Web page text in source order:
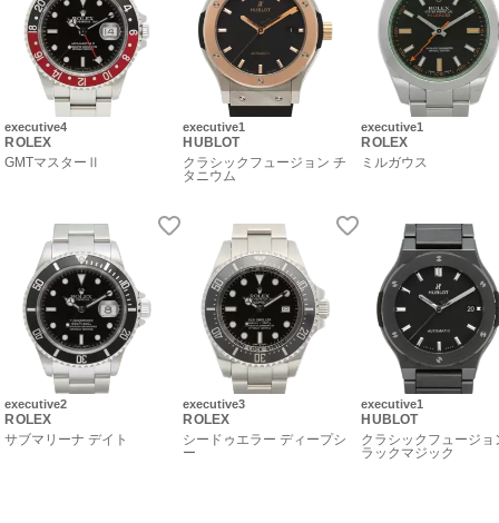
executive4
ROLEX
GMTマスターⅡ
executive2
ROLEX
サブマリーナ デイト
executive1
HUBLOT
クラシックフュージョン チ
タニウム
executive3
ROLEX
シードゥエラー ディープシ
ー
executive1
ROLEX
ミルガウス
executive1
HUBLOT
クラシックフュージョ
ラックマジック